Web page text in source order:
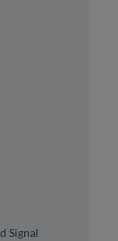
Signal